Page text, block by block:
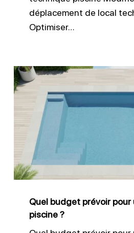
déplacement de local
Optimiser…
Quel
budget
pour
rénovation
piscine
Quel budget prévoir
piscine ?